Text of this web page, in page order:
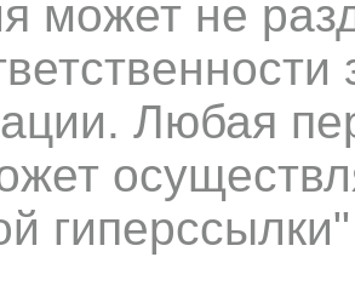
может не
Любая